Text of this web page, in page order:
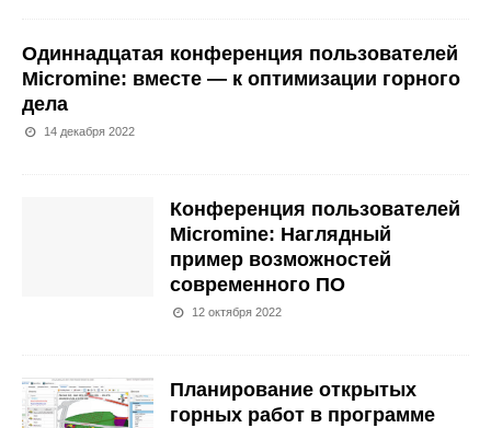
Одиннадцатая конференция пользователей
Micromine: вместе — к оптимизации горного
дела
14 декабря 2022
Конференция пользователей
Micromine: Наглядный
пример возможностей
современного ПО
12 октября 2022
Планирование открытых
горных работ в программе